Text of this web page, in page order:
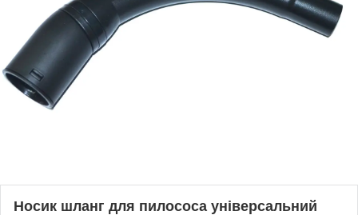
Носик шланг для пилососа універсальний